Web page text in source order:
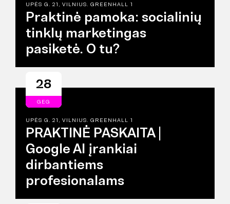
UPĖS G. 21, VILNIUS. GREENHALL 1
Praktinė pamoka: socialinių
tinklų marketingas
pasiketė. O tu?
28
GEG
UPĖS G. 21, VILNIUS. GREENHALL 1
PRAKTINĖ PASKAITA |
Google AI įrankiai
dirbantiems
profesionalams